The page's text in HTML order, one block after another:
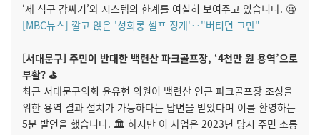
‘제 식구 감싸기’와 시스템의 한계를 여실히 보여주고 있습니다. 🤐
[MBC뉴스] 깔고 앉은 '성희롱 셀프 징계'‥"버티면 그만"
[서대문구] 주민이 반대한 백련산 파크골프장, ‘4천만 원 용역’으로
부활? ⛳
최근 서대문구의회 윤유현 의원이 백련산 인근 파크골프장 조성을
위한 용역 결과 설치가 가능하다는 답변을 받았다며 이를 환영하는
5분 발언을 했습니다. 🏛️ 하지만 이 사업은 2023년 당시 주민 소통